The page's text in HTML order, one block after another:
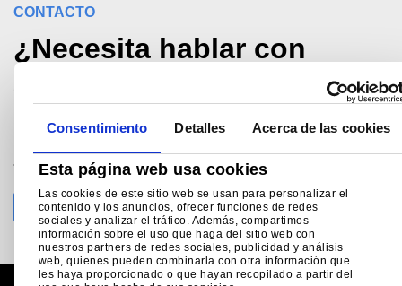
Consentimiento Detalles Acerca de las cookies
Esta página web usa cookies
Las cookies de este sitio web se usan para personalizar el
contenido y los anuncios, ofrecer funciones de redes
sociales y analizar el tráfico. Además, compartimos
información sobre el uso que haga del sitio web con
nuestros partners de redes sociales, publicidad y análisis
web, quienes pueden combinarla con otra información que
les haya proporcionado o que hayan recopilado a partir del
CONTACTO
¿Necesita hablar con
Llame Apoyo técnico al
+34 (0) 914 252 910
madrid@tatasteeleurope.com